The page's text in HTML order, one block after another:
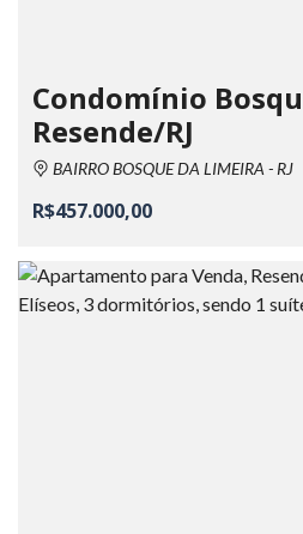
Condomínio
Resende/RJ
BAIRRO BOSQUE DA LIMEIRA - RJ
R$457.000,00